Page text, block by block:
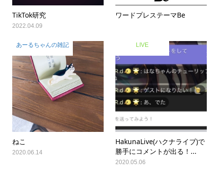
TikTok研究
2022.04.09
ワードプレステーマBe
あーるちゃんの雑記
ねこ
2020.06.14
LIVE
HakunaLive(ハクナライブ)で
勝手にコメントが出る！...
2020.05.06